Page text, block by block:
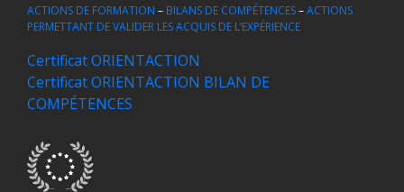
ACTIONS DE FORMATION – BILANS DE COMPÉTENCES–ACTIONS
PERMETTANT DE VALIDER LES ACQUIS DE L’EXPÉRIENCE
Certificat ORIENTACTION
Certificat ORIENTACTION BILAN DE
COMPÉTENCES